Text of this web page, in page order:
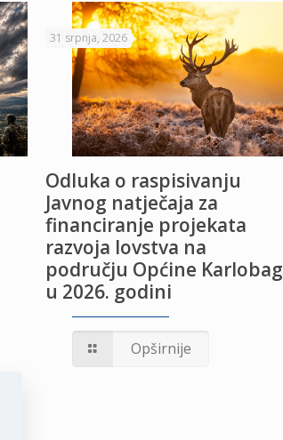
31 srpnja, 2026
Odluka o raspisivanju
Javnog natječaja za
financiranje projekata
razvoja lovstva na
području Općine Karlobag
u 2026. godini
Opširnije